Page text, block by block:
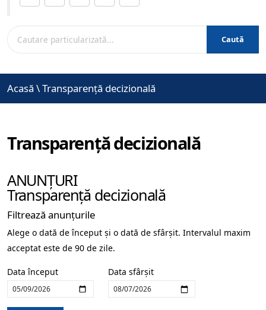
Caută
Acasă \Transparență decizională
Transparență decizională
ANUNȚURI
Transparență decizională
Filtrează anunțurile
Alege o dată de început și o dată de sfârșit. Intervalul maxim
acceptat este de 90 de zile.
Data început Data sfârșit